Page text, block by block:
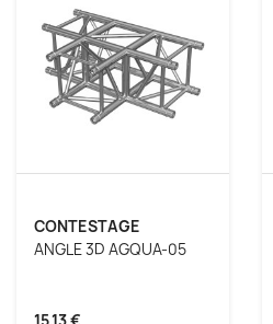
CONTESTAGE
ANGLE 3D AGQUA-05